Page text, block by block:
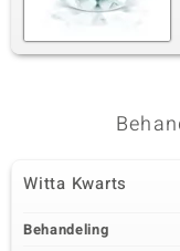
Witta Kwarts
Behandeling